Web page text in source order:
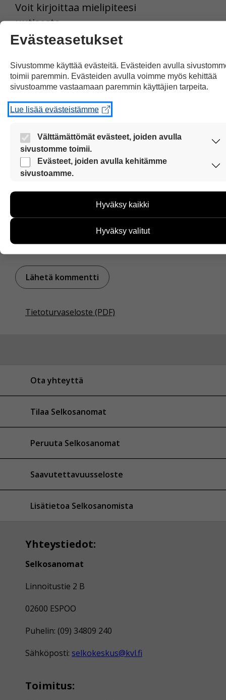
Voit kirjoittaa mielipiteesi
uutisesta
kommenttilaatikkoon.
nimesi tai keksiä nimimerkki.
Nimi tai nimimerkki:First
Location
Kommentti:
Kommentti
Tietoturvaseloste (PDF)
Ota yhteyttä
Tilaa Selkosanomat
Peruuta Selkosanomat
Saavutettavuusseloste
Lisätietoa Selkosanomista
Yhteystiedot:
Selkosanomat
Linnoitustie 2 B
02600 ESPOO
Puhelin: (09) 34809 240
Sähköposti: selkokeskus@kvl.fi
Toimitus:
Evästeasetukset
Sivustomme käyttää evästeitä. Evästeiden avulla
toimii paremmin. Evästeiden avulla voimme myös kehittää
sivustoamme vastaamaan paremmin käyttäjien tarpeita.
Lue lisää evästeistämme
Välttämättömät evästeet, joiden avulla
sivustomme toimii.
Nämä evästeet ovat aina käytössä, jotta sivustoamme voi
käyttää sujuvasti ja turvallisesti.
Evästeet, joiden avulla kehitämme
sivustoamme.
sivustoamme vastaamaan paremmin käyttäjien tarpeita.
Tietoa kerätään esimerkiksi kävijämääristä ja siitä, mitä
sivuja käytetään ja miten sivuilla liikutaan. Emme
kuitenkaan kerää henkilötietoja kuten nimiä, eikä tietoja
Voit valita, hyväksytkö näiden evästeiden käytön.
Hyväksy kaikki
Hyväksy valitut